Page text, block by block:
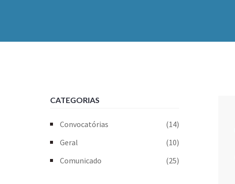
CATEGORIAS
Convocatórias
(14)
Geral
(10)
Comunicado
(25)